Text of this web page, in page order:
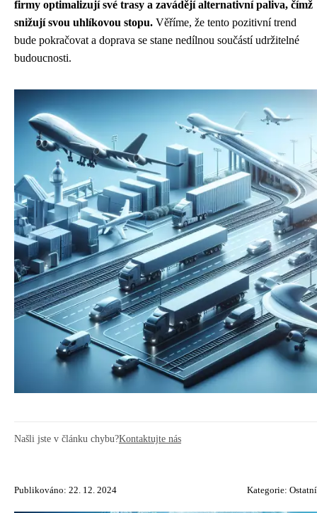
firmy optimalizují své trasy a zavádějí alternativní paliva, čímž
snižují svou uhlíkovou stopu. Věříme, že tento pozitivní trend
bude pokračovat a doprava se stane nedílnou součástí udržitelné
budoucnosti.
Našli jste v článku chybu?Kontaktujte nás
Publikováno: 22. 12. 2024 Kategorie: Ostatní